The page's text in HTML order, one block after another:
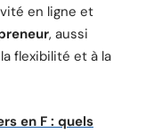
en ligne et
, aussi
flexibilité et à la
en F : quels